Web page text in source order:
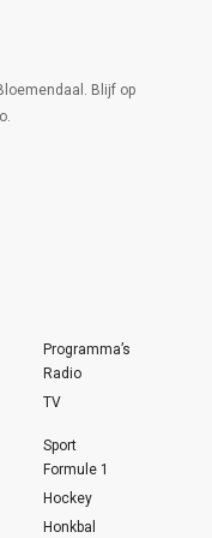
Blijf op
Programma’s
Radio
TV
Sport
Formule 1
Hockey
Honkbal